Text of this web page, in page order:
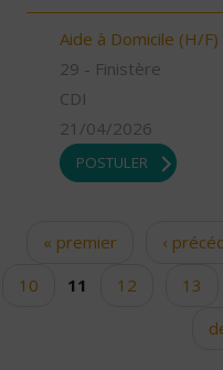
Aide à Domicile (H/F)
29 - Finistère
CDI
21/04/2026
POSTULER
Pages« premier ‹
10
11 12 13